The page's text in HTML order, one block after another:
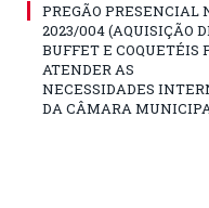
PREGÃO PRESENCIAL
2023/004 (AQUISIÇÃO
BUFFET E COQUETÉIS
ATENDER AS
NECESSIDADES
DA CÂMARA